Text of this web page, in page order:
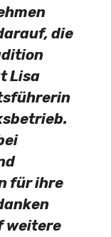
die
Lisa
für ihre
weitere